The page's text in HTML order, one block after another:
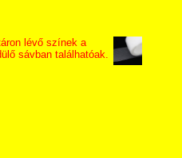
lévő színek a
sávban találhatóak.